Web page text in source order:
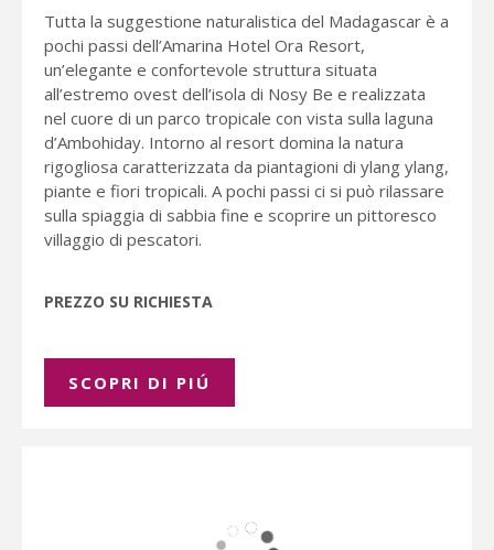
Tutta la suggestione naturalistica del Madagascar è a
pochi passi dell’Amarina Hotel Ora Resort,
un’elegante e confortevole struttura situata
all’estremo ovest dell’isola di Nosy Be e realizzata
nel cuore di un parco tropicale con vista sulla laguna
d’Ambohiday. Intorno al resort domina la natura
rigogliosa caratterizzata da piantagioni di ylang ylang,
piante e fiori tropicali. A pochi passi ci si può rilassare
sulla spiaggia di sabbia fine e scoprire un pittoresco
villaggio di pescatori.
PREZZO SU RICHIESTA
SCOPRI DI PIÚ